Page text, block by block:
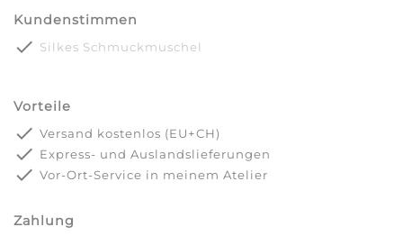
Kundenstimmen
done Silkes Schmuckmuschel
Vorteile
done Versand kostenlos (EU+CH)
done Express- und Auslandslieferungen
done Vor-Ort-Service in meinem Atelier
Zahlung